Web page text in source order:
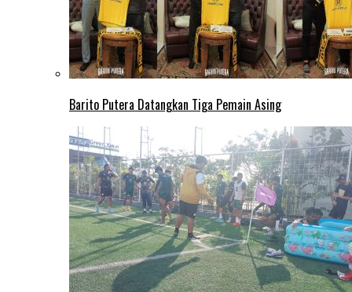
Barito Putera Datangkan Tiga Pemain Asing